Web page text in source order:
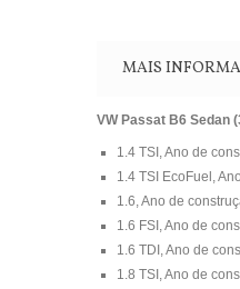
MAIS
VW Passat B6 Sedan
1.4 TSI, Ano de
1.4 TSI EcoFuel,
1.6, Ano de
1.6 FSI, Ano de
1.6 TDI, Ano de
1.8 TSI, Ano de